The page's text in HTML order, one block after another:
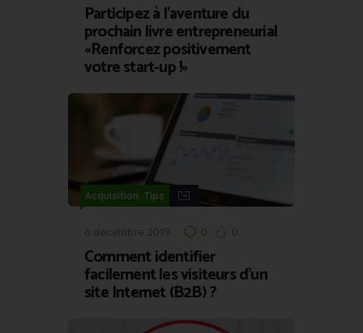
Participez à l’aventure du
prochain livre entrepreneurial
«Renforcez positivement
votre start-up !»
Acquisition, Tips
6 décembre 2019 0 0
Comment identifier
facilement les visiteurs d’un
site Internet (B2B) ?